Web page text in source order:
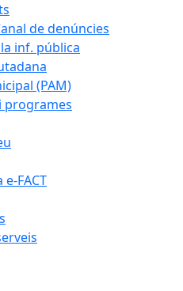
de denúncies
inf. pública
(PAM)
programes
FACT